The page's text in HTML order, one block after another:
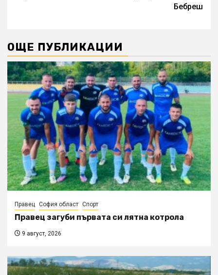
Бебреш
ОЩЕ ПУБЛИКАЦИИ
Правец София област Спорт
Правец загуби първата си лятна котрола
9 август, 2026